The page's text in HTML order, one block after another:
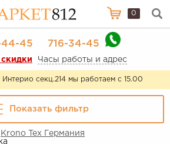
0
45 716-34-45
Часы работы и адрес
секц.214 мы работаем с 15.00
Показать фильтр
Krono Tex Германия